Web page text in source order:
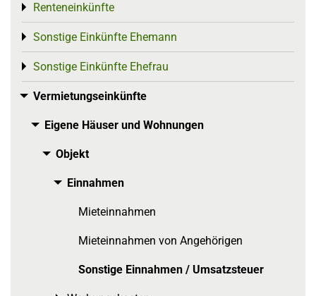
Renteneinkünfte
Toggle menu
Sonstige Einkünfte Ehemann
Toggle menu
Sonstige Einkünfte Ehefrau
Toggle menu
Vermietungseinkünfte
Toggle menu
Eigene Häuser und Wohnungen
Toggle menu
Objekt
Toggle menu
Einnahmen
Toggle menu
Mieteinnahmen
Mieteinnahmen von Angehörigen
Sonstige Einnahmen / Umsatzsteuer